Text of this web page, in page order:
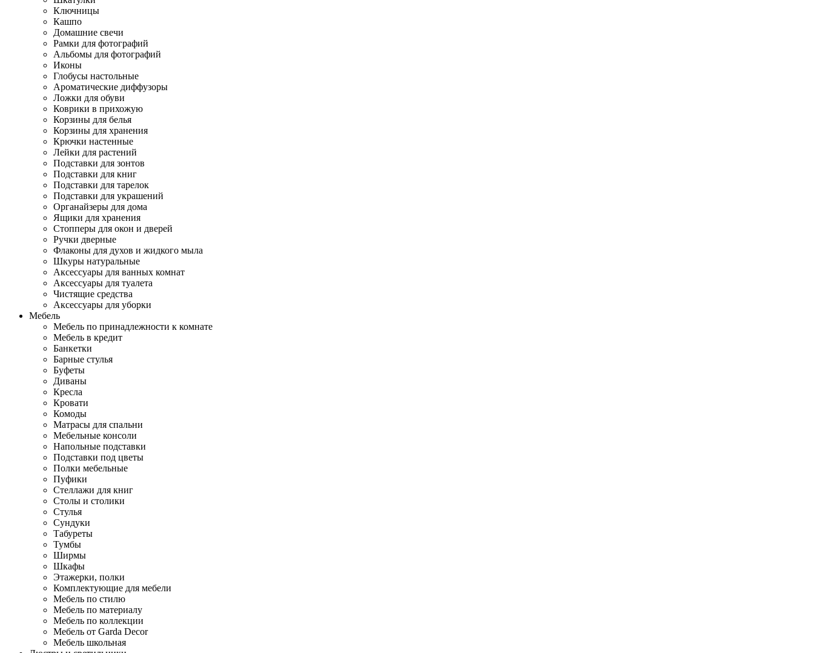
Ключницы
Кашпо
Домашние свечи
Рамки для фотографий
Альбомы для фотографий
Иконы
Глобусы настольные
Ароматические диффузоры
Ложки для обуви
Коврики в прихожую
Корзины для белья
Корзины для хранения
Крючки настенные
Лейки для растений
Подставки для зонтов
Подставки для книг
Подставки для тарелок
Подставки для украшений
Органайзеры для дома
Ящики для хранения
Стопперы для окон и дверей
Ручки дверные
Флаконы для духов и жидкого мыла
Шкуры натуральные
Аксессуары для ванных комнат
Аксессуары для туалета
Чистящие средства
Аксессуары для уборки
Мебель
Мебель по принадлежности к комнате
Мебель в кредит
Банкетки
Барные стулья
Буфеты
Диваны
Кресла
Кровати
Комоды
Матрасы для спальни
Мебельные консоли
Напольные подставки
Подставки под цветы
Полки мебельные
Пуфики
Стеллажи для книг
Столы и столики
Стулья
Сундуки
Табуреты
Тумбы
Ширмы
Шкафы
Этажерки, полки
Комплектующие для мебели
Мебель по стилю
Мебель по материалу
Мебель по коллекции
Мебель от Garda Decor
Мебель школьная